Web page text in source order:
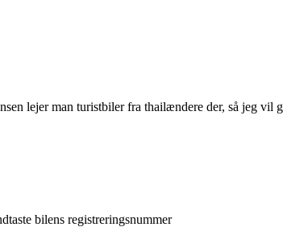
lejer man turistbiler fra thailændere der, så jeg vil
bilens registreringsnummer